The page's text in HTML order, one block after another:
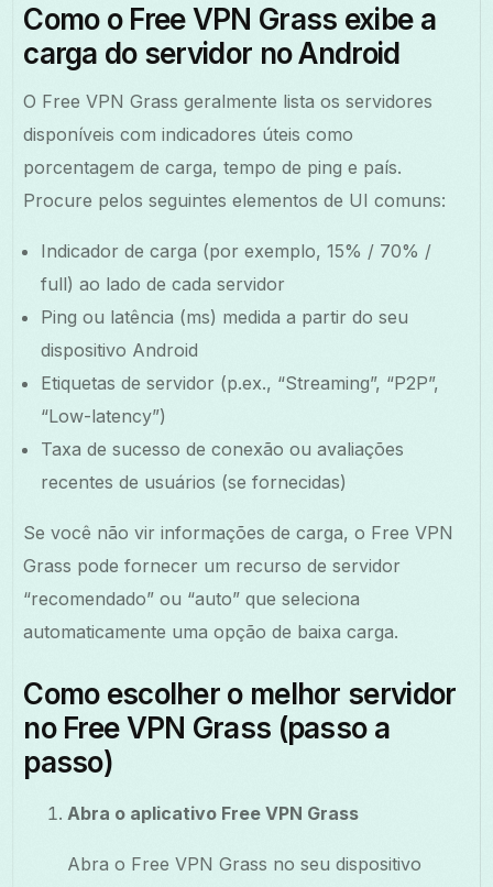
Como o Free VPN Grass exibe a
carga do servidor no Android
O Free VPN Grass geralmente lista os servidores
disponíveis com indicadores úteis como
porcentagem de carga, tempo de ping e país.
Procure pelos seguintes elementos de UI comuns:
Indicador de carga (por exemplo, 15% / 70% /
full) ao lado de cada servidor
Ping ou latência (ms) medida a partir do seu
dispositivo Android
Etiquetas de servidor (p.ex., “Streaming”, “P2P”,
“Low-latency”)
Taxa de sucesso de conexão ou avaliações
recentes de usuários (se fornecidas)
Se você não vir informações de carga, o Free VPN
Grass pode fornecer um recurso de servidor
“recomendado” ou “auto” que seleciona
automaticamente uma opção de baixa carga.
Como escolher o melhor servidor
no Free VPN Grass (passo a
passo)
Abra o aplicativo Free VPN Grass
Abra o Free VPN Grass no seu dispositivo